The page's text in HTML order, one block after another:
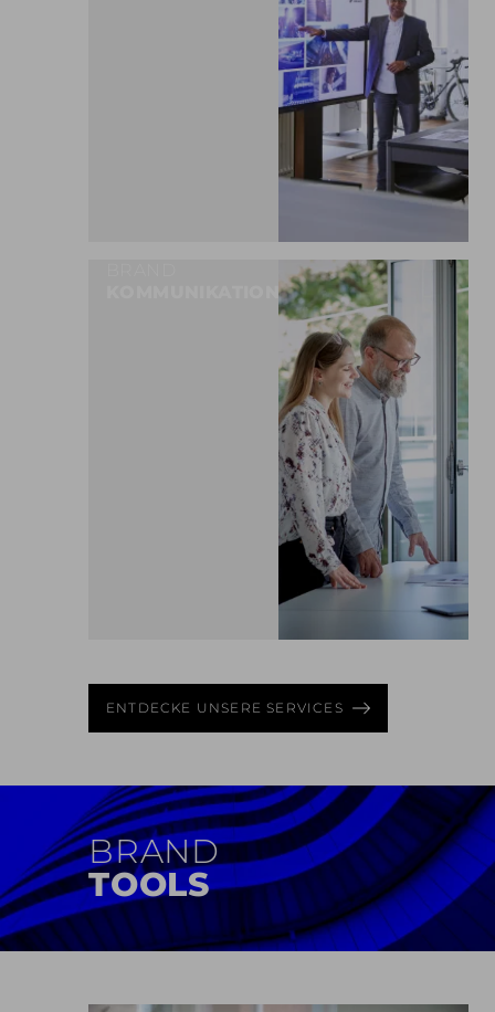
MEHR ERFAHREN
KOMMUNIKATION
ENTDECKE UNSERE SERVICES
BRAND
RELAUNCH